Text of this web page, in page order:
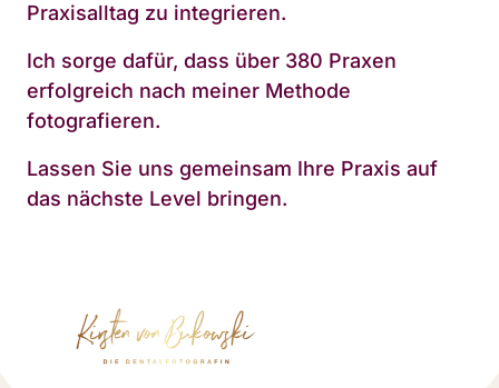
Praxisalltag zu integrieren.
Ich sorge dafür, dass über 380 Praxen
erfolgreich nach meiner Methode
fotografieren.
Lassen Sie uns gemeinsam Ihre Praxis auf
das nächste Level bringen.